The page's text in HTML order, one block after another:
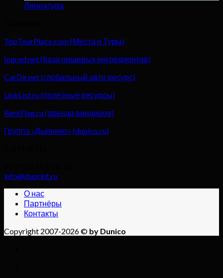
Линиатура
TopTourPlace.com (Места и Туры)
Ingred.net (база пищевых ингредиентов)
CarDir.net (глобальный авто ресурс)
LinkList.ru (полезные ресурсы)
RentFlag.ru (аренда виндеров)
Группа «Дьюнико» (dunico.ru)
info@duprint.ru
О нас
Партнёры
Контакты
Copyright 2007-2026 © by Dunico